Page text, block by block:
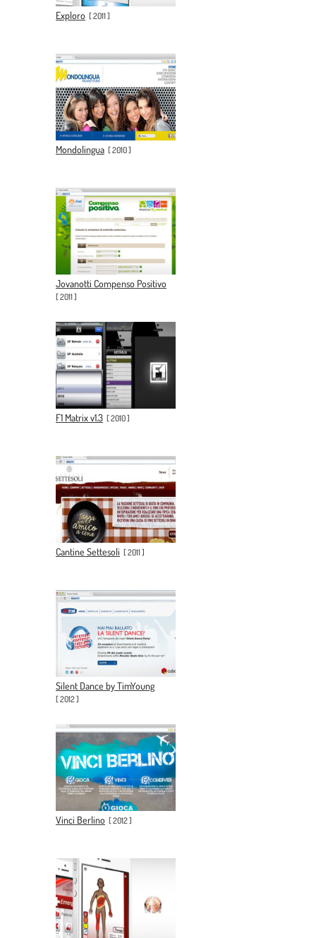
Exploro [2011]
Mondolingua [2010]
Jovanotti Compenso Positivo
[2011]
F1 Matrix v1.3 [2010]
Cantine Settesoli [2011]
Silent Dance by TimYoung
[2012]
Vinci Berlino [2012]